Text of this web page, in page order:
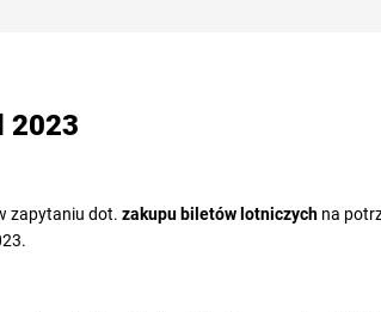
2023
zapytaniu dot. zakupu biletów lotniczych na